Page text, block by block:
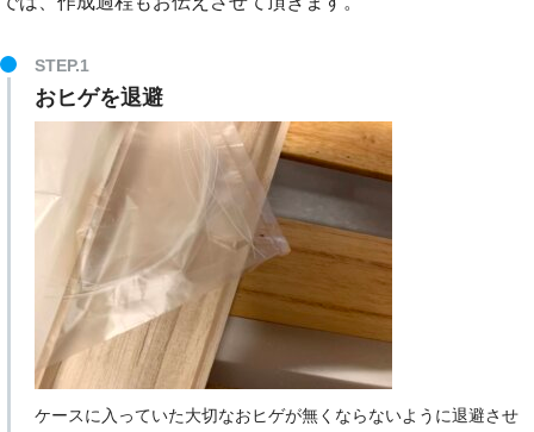
おヒゲを退避
ケースに入っていた大切なおヒゲが無くならないように退避させ